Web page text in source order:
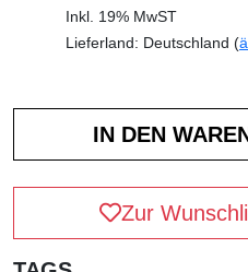
Inkl. 19% MwST
Lieferland: Deutschland (
Zur